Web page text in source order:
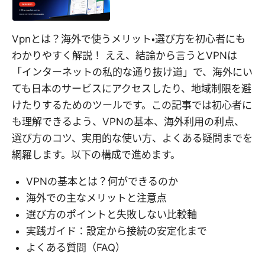
Vpnとは？海外で使うメリット・選び方を初心者にも
わかりやすく解説！ ええ、結論から言うとVPNは
「インターネットの私的な通り抜け道」で、海外にい
ても日本のサービスにアクセスしたり、地域制限を避
けたりするためのツールです。この記事では初心者に
も理解できるよう、VPNの基本、海外利用の利点、
選び方のコツ、実用的な使い方、よくある疑問までを
網羅します。以下の構成で進めます。
VPNの基本とは？何ができるのか
海外での主なメリットと注意点
選び方のポイントと失敗しない比較軸
実践ガイド：設定から接続の安定化まで
よくある質問（FAQ）